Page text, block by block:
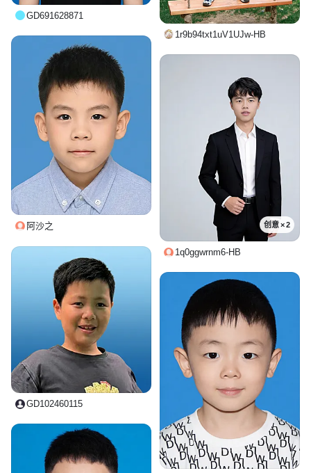
GD691628871
1r9b94txt1uV1UJw-HB
阿沙之 创意 × 2
1q0ggwrnm6-HB
GD102460115